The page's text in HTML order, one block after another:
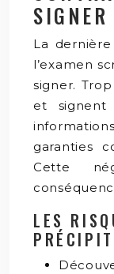
SIGNER
La
l’examen
signer.
et signent
garanties
Cette
LES